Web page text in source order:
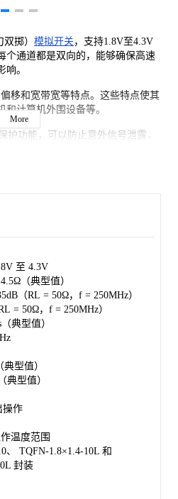
掷） 模拟开关 ，支持1.8V至4.3V
个通道都是双向的，能够确保高速
。
移和宽带宽等特点。这些特点使其
计算机外围设备等。
护功能，可以防止意外信号泄露，
工作环境温度范围为-40℃至
More
至 4.3V
（典型值）
（RL = 50Ω，f = 250MHz）
= 50Ω，f = 250MHz）
典型值）
典型值）
典型值）
操作
温度范围
、 TQFN-1.8×1.4-10L 和
封装